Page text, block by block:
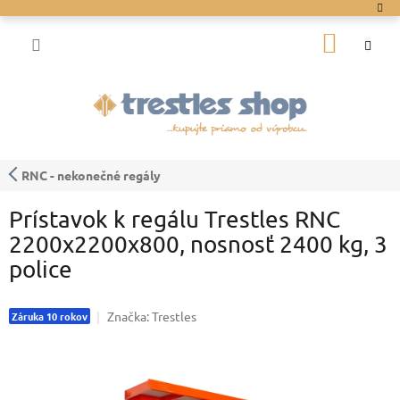
na
RNC - nekonečné regály
Prístavok k regálu Trestles RNC
2200x2200x800, nosnosť 2400 kg, 3
police
Záruka 10 rokov Značka:Trestles